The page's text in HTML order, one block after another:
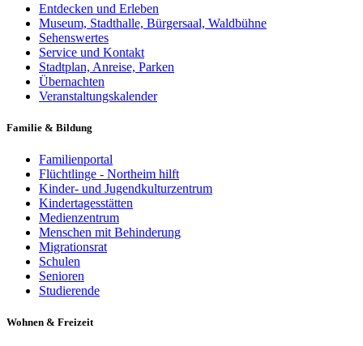
Entdecken und Erleben
Museum, Stadthalle, Bürgersaal, Waldbühne
Sehenswertes
Service und Kontakt
Stadtplan, Anreise, Parken
Übernachten
Veranstaltungskalender
Familie & Bildung
Familienportal
Flüchtlinge - Northeim hilft
Kinder- und Jugendkulturzentrum
Kindertagesstätten
Medienzentrum
Menschen mit Behinderung
Migrationsrat
Schulen
Senioren
Studierende
Wohnen & Freizeit